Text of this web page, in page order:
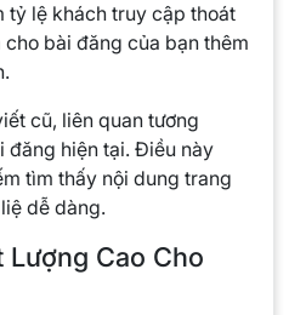
tỷ lệ khách truy cập thoát
bài đăng của bạn thêm
cũ, liên quan tương
đăng hiện tại. Điều này
tìm thấy nội dung trang
dễ dàng.
Lượng Cao Cho